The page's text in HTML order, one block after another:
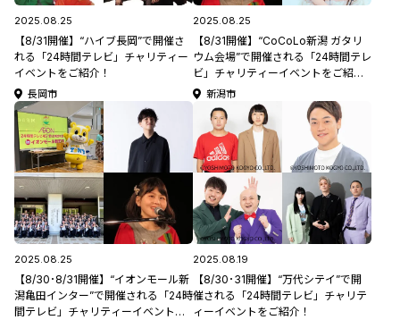
2025.08.25
【8/31開催】“ハイブ長岡”で開催さ
れる「24時間テレビ」チャリティー
イベントをご紹介！
長岡市
2025.08.25
【8/31開催】“CoCoLo新潟 ガタリ
ウム会場”で開催される「24時間テレ
ビ」チャリティーイベントをご紹
介！新潟市
2025.08.25
【8/30･8/31開催】“イオンモール新
潟亀田インター”で開催される「24時
間テレビ」チャリティーイベントを
2025.08.19
【8/30･31開催】“万代シテイ”で開
催される「24時間テレビ」チャリテ
ィーイベントをご紹介！